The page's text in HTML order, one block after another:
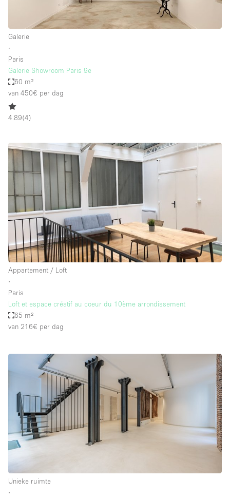
Galerie
∙
Paris
Galerie Showroom Paris 9e
60 m²
van 450€ per dag
4.89(4)
Appartement / Loft
∙
Paris
Loft et espace créatif au coeur du 10ème arrondissement
65 m²
van 216€ per dag
Unieke ruimte
∙